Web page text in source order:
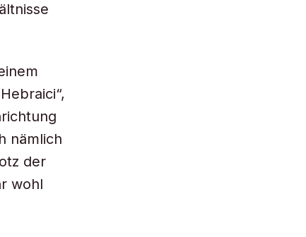
nämlich
der
wohl